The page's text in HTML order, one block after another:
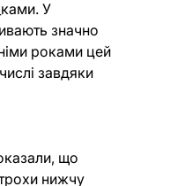
У
значно
роками цей
завдяки
що
нижчу